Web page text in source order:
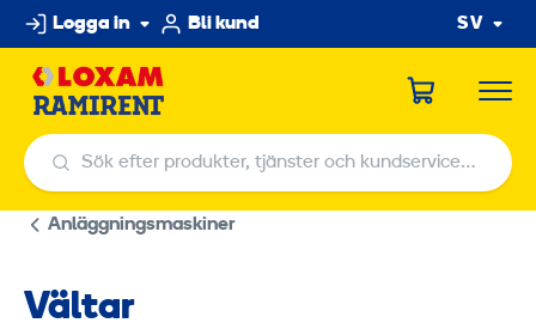
Hoppa
till
innehållet
Logga in Bli kund SV
Sök efter produkter, tjänster och kundservicecenter
Sök efter produkter, tjänster och kundservicecenter
Anläggningsmaskiner
Vältar